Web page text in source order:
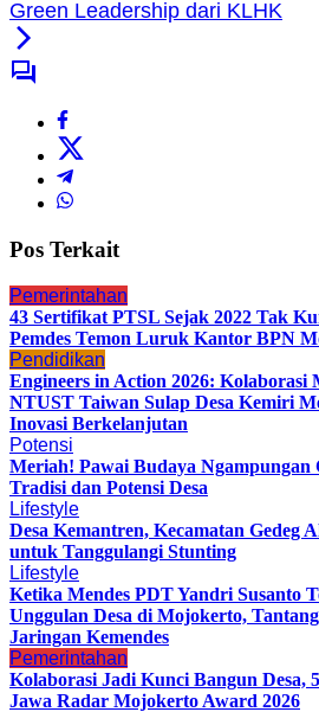
Green Leadership dari KLHK
Pos Terkait
Pemerintahan
43 Sertifikat PTSL Sejak 2022 Tak
Pemdes Temon Luruk Kantor BPN
Pendidikan
Engineers in Action 2026: Kolaborasi
NTUST Taiwan Sulap Desa Kemiri
Inovasi Berkelanjutan
Potensi
Meriah! Pawai Budaya Ngampungan
Tradisi dan Potensi Desa
Lifestyle
Desa Kemantren, Kecamatan Gedeg
untuk Tanggulangi Stunting
Lifestyle
Ketika Mendes PDT Yandri Susanto
Unggulan Desa di Mojokerto,
Jaringan Kemendes
Pemerintahan
Kolaborasi Jadi Kunci Bangun Desa,
Jawa Radar Mojokerto Award 2026